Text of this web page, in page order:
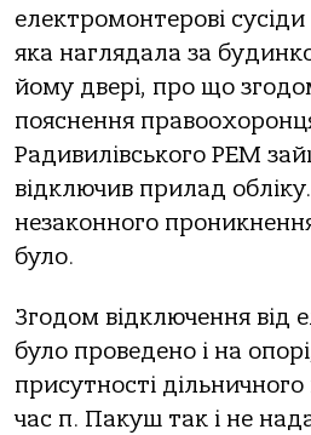
електромонтерові
яка наглядала за
йому двері, про що
пояснення
Радивилівського РЕМ
відключив прилад
незаконного
було.
Згодом відключення від
було проведено і на
присутності
час п. Пакуш так і не